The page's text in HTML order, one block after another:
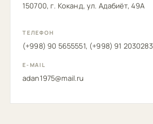
150700, г. Коканд, ул. Адабиёт, 49А
ТЕЛЕФОН
(+998) 90 5655551, (+998) 91 2030283
E-MAIL
adan1975@mail.ru